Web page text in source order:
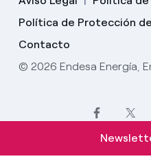
Política de Protección
Contacto
© 2026 Endesa Energía,